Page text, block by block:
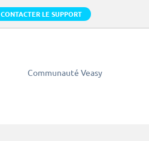
CONTACTER LE SUPPORT
Communauté Veasy